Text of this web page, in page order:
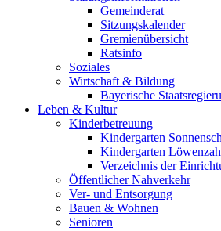
Gemeinderat
Sitzungskalender
Gremienübersicht
Ratsinfo
Soziales
Wirtschaft & Bildung
Bayerische
Leben & Kultur
Kinderbetreuung
Kindergarten
Kindergarten
Verzeichnis der
Öffentlicher Nahverkehr
Ver- und Entsorgung
Bauen & Wohnen
Senioren